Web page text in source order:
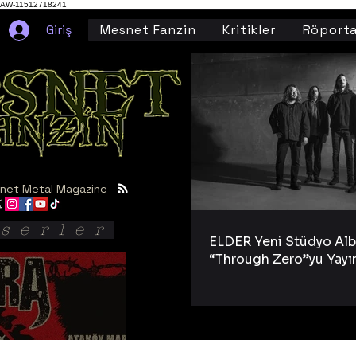
AW-11512718241
Giriş Mesnet Fanzin Kritikler
Metal Magazine
ELDER Yeni Stüdyo
“Through Zero”yu